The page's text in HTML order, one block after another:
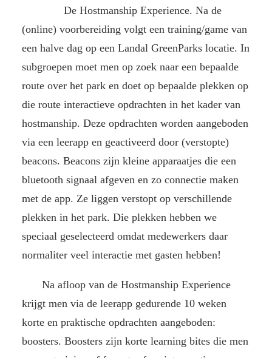
De Hostmanship Experience. Na de
(online) voorbereiding volgt een training/game van
een halve dag op een Landal GreenParks locatie. In
subgroepen moet men op zoek naar een bepaalde
route over het park en doet op bepaalde plekken op
die route interactieve opdrachten in het kader van
hostmanship. Deze opdrachten worden aangeboden
via een leerapp en geactiveerd door (verstopte)
beacons. Beacons zijn kleine apparaatjes die een
bluetooth signaal afgeven en zo connectie maken
met de app. Ze liggen verstopt op verschillende
plekken in het park. Die plekken hebben we
speciaal geselecteerd omdat medewerkers daar
normaliter veel interactie met gasten hebben!
Na afloop van de Hostmanship Experience
krijgt men via de leerapp gedurende 10 weken
korte en praktische opdrachten aangeboden:
boosters. Boosters zijn korte learning bites die men